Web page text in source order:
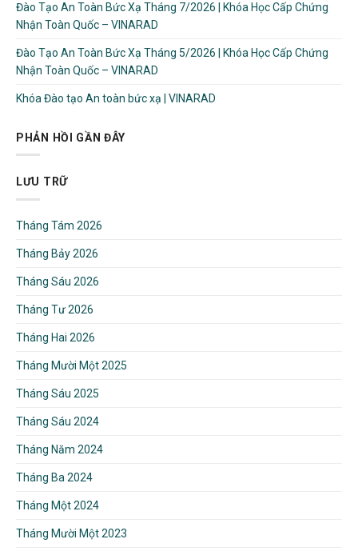
Đào Tạo An Toàn Bức Xạ Tháng 7/2026 | Khóa Học Cấp Chứng
Nhận Toàn Quốc – VINARAD
Đào Tạo An Toàn Bức Xạ Tháng 5/2026 | Khóa Học Cấp Chứng
Nhận Toàn Quốc – VINARAD
Khóa Đào tạo An toàn bức xạ | VINARAD
PHẢN HỒI GẦN ĐÂY
LƯU TRỮ
Tháng Tám 2026
Tháng Bảy 2026
Tháng Sáu 2026
Tháng Tư 2026
Tháng Hai 2026
Tháng Mười Một 2025
Tháng Sáu 2025
Tháng Sáu 2024
Tháng Năm 2024
Tháng Ba 2024
Tháng Một 2024
Tháng Mười Một 2023